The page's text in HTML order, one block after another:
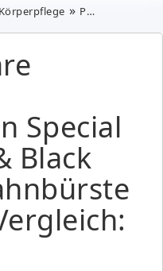
Philips Sonicare HX9392/39 DiamondClean Special Edition Gold & Black elektrische Zahnbürste für 175,90€ (Vergleich: 254,89€)
Special
Black